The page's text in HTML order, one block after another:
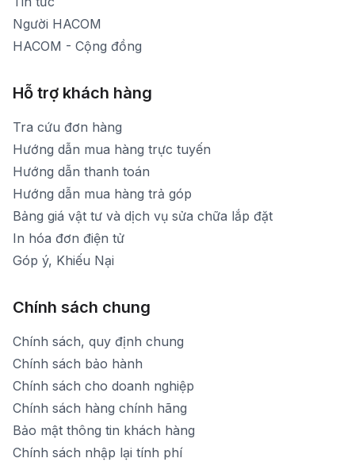
Người HACOM
HACOM - Cộng đồng
Hỗ trợ khách hàng
Tra cứu đơn hàng
Hướng dẫn mua hàng trực tuyến
Hướng dẫn thanh toán
Hướng dẫn mua hàng trả góp
Bảng giá vật tư và dịch vụ sửa chữa lắp đặt
In hóa đơn điện tử
Góp ý, Khiếu Nại
Chính sách chung
Chính sách, quy định chung
Chính sách bảo hành
Chính sách cho doanh nghiệp
Chính sách hàng chính hãng
Bảo mật thông tin khách hàng
Chính sách nhập lại tính phí